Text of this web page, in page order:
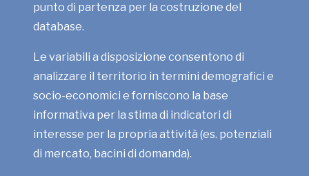
punto di partenza per la costruzione del
database.
Le variabili a disposizione consentono di
analizzare il territorio in termini demografici e
socio-economici e forniscono la base
informativa per la stima di indicatori di
interesse per la propria attività (es. potenziali
di mercato, bacini di domanda).